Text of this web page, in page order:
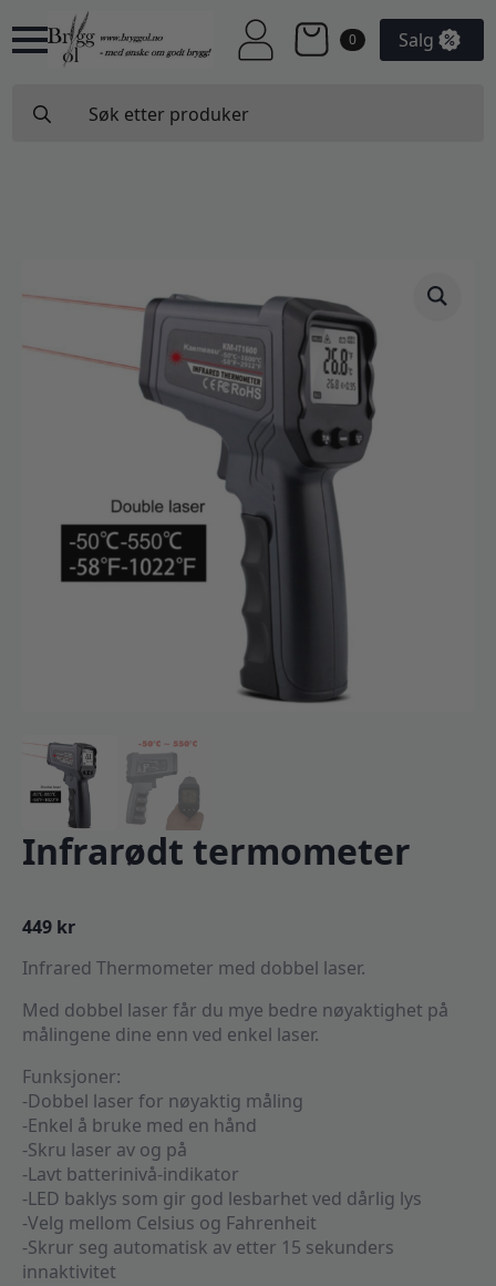
0 Salg
for:
Infrarødt termometer
449 kr
Infrared Thermometer med dobbel laser.
Med dobbel laser får du mye bedre nøyaktighet på
målingene dine enn ved enkel laser.
Funksjoner:
-Dobbel laser for nøyaktig måling
-Enkel å bruke med en hånd
-Skru laser av og på
-Lavt batterinivå-indikator
-LED baklys som gir god lesbarhet ved dårlig lys
-Velg mellom Celsius og Fahrenheit
-Skrur seg automatisk av etter 15 sekunders
innaktivitet